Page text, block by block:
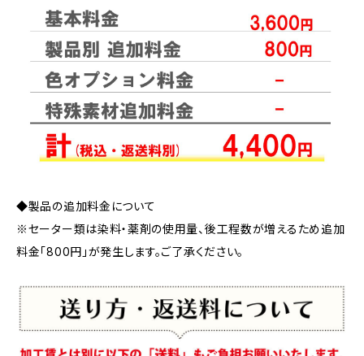
◆製品の追加料金について
※セーター類は染料・薬剤の使用量、後工程数が増えるため追加
料金「800円」が発生します。ご了承ください。